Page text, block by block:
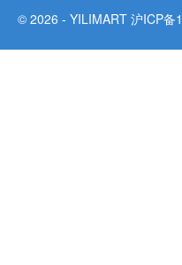
© 2026 - YILIMART 沪ICP备